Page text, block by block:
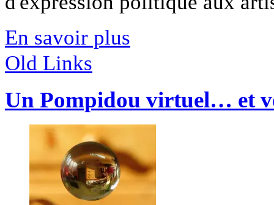
En savoir plus
Old Links
Un Pompidou virtuel… et